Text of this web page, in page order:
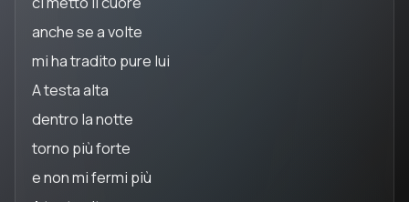
anche se a volte
mi ha tradito pure lui
A testa alta
dentro la notte
torno più forte
e non mi fermi più